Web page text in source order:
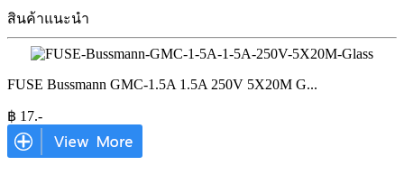
สินค้าแนะนำ
FUSE Bussmann GMC-1.5A 1.5A 250V 5X20M G...
฿ 17.-